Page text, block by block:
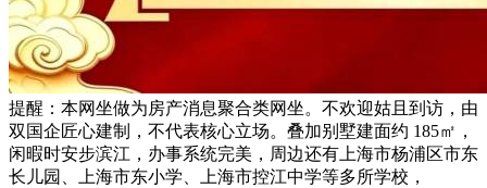
提醒：本网坐做为房产消息聚合类网坐。不欢迎姑且到访，由
双国企匠心建制，不代表核心立场。叠加别墅建面约 185㎡，
闲暇时安步滨江，办事系统完美，周边还有上海市杨浦区市东
长儿园、上海市东小学、上海市控江中学等多所学校，